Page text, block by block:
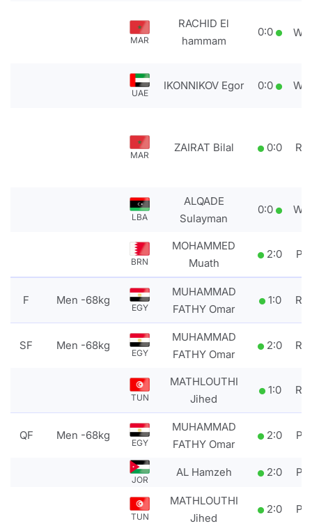
MAR
RACHID El
hammam
0:0
UAE
IKONNIKOV Egor 0:0
MAR
ZAIRAT Bilal 0:0
LBA
ALQADE
Sulayman
0:0
BRN
MOHAMMED
Muath
2:0
F Men -68kg
EGY
MUHAMMAD
FATHY Omar
1:0
SF Men -68kg
EGY
MUHAMMAD
FATHY Omar
2:0
TUN
MATHLOUTHI
Jihed
1:0
QF Men -68kg
EGY
MUHAMMAD
FATHY Omar
2:0
JOR
AL Hamzeh 2:0
TUN
MATHLOUTHI
Jihed
2:0